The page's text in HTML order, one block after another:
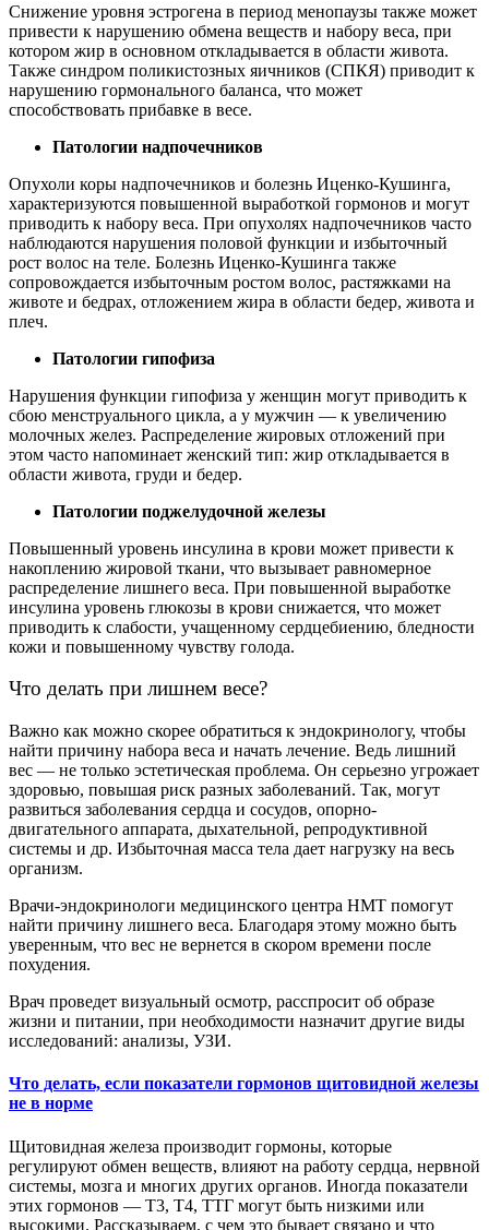
Снижение уровня эстрогена в период менопаузы также может
привести к нарушению обмена веществ и набору веса, при
котором жир в основном откладывается в области живота.
Также синдром поликистозных яичников (СПКЯ) приводит к
нарушению гормонального баланса, что может
способствовать прибавке в весе.
Патологии надпочечников
Опухоли коры надпочечников и болезнь Иценко-Кушинга,
характеризуются повышенной выработкой гормонов и могут
приводить к набору веса. При опухолях надпочечников часто
наблюдаются нарушения половой функции и избыточный
рост волос на теле. Болезнь Иценко-Кушинга также
сопровождается избыточным ростом волос, растяжками на
животе и бедрах, отложением жира в области бедер, живота и
плеч.
Патологии гипофиза
Нарушения функции гипофиза у женщин могут приводить к
сбою менструального цикла, а у мужчин — к увеличению
молочных желез. Распределение жировых отложений при
этом часто напоминает женский тип: жир откладывается в
области живота, груди и бедер.
Патологии поджелудочной железы
Повышенный уровень инсулина в крови может привести к
накоплению жировой ткани, что вызывает равномерное
распределение лишнего веса. При повышенной выработке
инсулина уровень глюкозы в крови снижается, что может
приводить к слабости, учащенному сердцебиению, бледности
кожи и повышенному чувству голода.
Что делать при лишнем весе?
Важно как можно скорее обратиться к эндокринологу, чтобы
найти причину набора веса и начать лечение. Ведь лишний
вес — не только эстетическая проблема. Он серьезно угрожает
здоровью, повышая риск разных заболеваний. Так, могут
развиться заболевания сердца и сосудов, опорно-
двигательного аппарата, дыхательной, репродуктивной
системы и др. Избыточная масса тела дает нагрузку на весь
организм.
Врачи-эндокринологи медицинского центра НМТ помогут
найти причину лишнего веса. Благодаря этому можно быть
уверенным, что вес не вернется в скором времени после
похудения.
Врач проведет визуальный осмотр, расспросит об образе
жизни и питании, при необходимости назначит другие виды
исследований: анализы, УЗИ.
Что делать, если показатели гормонов щитовидной железы
не в норме
Щитовидная железа производит гормоны, которые
регулируют обмен веществ, влияют на работу сердца, нервной
системы, мозга и многих других органов. Иногда показатели
этих гормонов — Т3, Т4, ТТГ могут быть низкими или
высокими. Рассказываем, с чем это бывает связано и что